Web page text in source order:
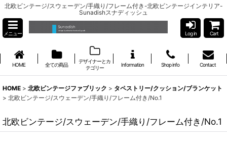
北欧ビンテージ/スウェーデン/手織り/フレーム付き-北欧ビンテージインテリア-
Sunadishスナディッシュ
メニュー Log in Cart
HOME 全ての商品
デザイナーとカ
テゴリー
Information Shop info Contact
HOME > 北欧ビンテージファブリック > タペストリー/クッション/ブランケット
> 北欧ビンテージ/スウェーデン/手織り/フレーム付き/No.1
北欧ビンテージ/スウェーデン/手織り/フレーム付き/No.1